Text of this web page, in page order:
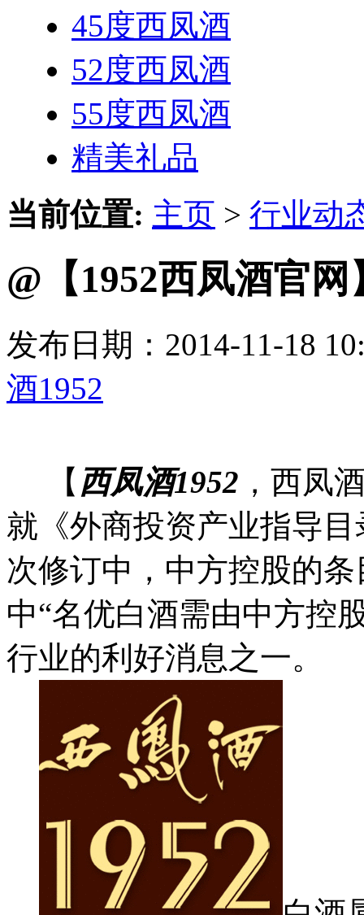
45度西凤酒
52度西凤酒
55度西凤酒
精美礼品
当前位置: 主页 > 行业动
@【1952西凤酒官
发布日期：2014-11-18
酒1952
【 西凤酒1952 ，西凤
就《外商投资产业指导
次修订中，中方控股的
中“名优白酒需由中方控
行业的利好消息之一。